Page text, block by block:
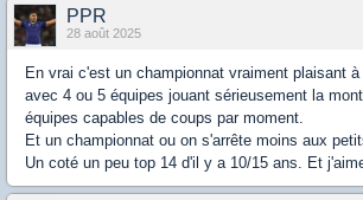
PPR
28 août 2025
En vrai c'est un championnat vraiment plaisant
avec 4 ou 5 équipes jouant sérieusement la
équipes capables de coups par moment.
Et un championnat ou on s'arrête moins aux
Un coté un peu top 14 d'il y a 10/15 ans. Et